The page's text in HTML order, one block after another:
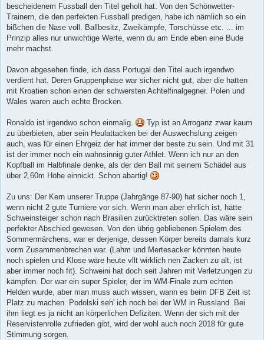
r
a
bescheidenem Fussball den Titel geholt hat. Von den Schönwetter-
Trainern, die den perfekten Fussball predigen, habe ich nämlich so ein
bißchen die Nase voll. Ballbesitz, Zweikämpfe, Torschüsse etc. ... im
Prinzip alles nur unwichtige Werte, wenn du am Ende eben eine Bude
mehr machst.
Davon abgesehen finde, ich dass Portugal den Titel auch irgendwo
verdient hat. Deren Gruppenphase war sicher nicht gut, aber die hatten
mit Kroatien schon einen der schwersten Achtelfinalgegner. Polen und
Wales waren auch echte Brocken.
Ronaldo ist irgendwo schon einmalig.
Typ ist an Arroganz zwar kaum
zu überbieten, aber sein Heulattacken bei der Auswechslung zeigen
auch, was für einen Ehrgeiz der hat immer der beste zu sein. Und mit 31
ist der immer noch ein wahnsinnig guter Athlet. Wenn ich nur an den
Kopfball im Halbfinale denke, als der den Ball mit seinem Schädel aus
über 2,60m Höhe einnickt. Schon abartig!
Zu uns: Der Kern unserer Truppe (Jahrgänge 87-90) hat sicher noch 1,
wenn nicht 2 gute Turniere vor sich. Wenn man aber ehrlich ist, hätte
Schweinsteiger schon nach Brasilien zurücktreten sollen. Das wäre sein
perfekter Abschied gewesen. Von den übrig gebliebenen Spielern des
Sommermärchens, war er derjenige, dessen Körper bereits damals kurz
vorm Zusammenbrechen war. (Lahm und Mertesacker könnten heute
noch spielen und Klose wäre heute vllt wirklich nen Zacken zu alt, ist
aber immer noch fit). Schweini hat doch seit Jahren mit Verletzungen zu
kämpfen. Der war ein super Spieler, der im WM-Finale zum echten
Helden wurde, aber man muss auch wissen, wann es beim DFB Zeit ist
Platz zu machen. Podolski seh' ich noch bei der WM in Russland. Bei
ihm liegt es ja nicht an körperlichen Defiziten. Wenn der sich mit der
Reservistenrolle zufrieden gibt, wird der wohl auch noch 2018 für gute
Stimmung sorgen.